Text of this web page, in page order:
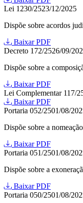
Lei 1230/2523/12/2025
Dispõe sobre acordos
Baixar PDF
Decreto 172/2526/09/
Dispõe sobre a
Baixar PDF
Lei Complementar 117/
Baixar PDF
Portaria 052/2501/08/
Dispõe sobre a
Baixar PDF
Portaria 051/2501/08/
Dispõe sobre a
Baixar PDF
Portaria 050/2501/08/